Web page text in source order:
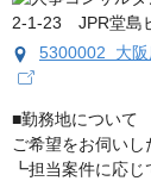
5300002 大
■勤務地について
ご希望をお伺いし
┗担当案件に応じ